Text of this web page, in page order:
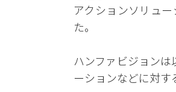
アクションソリュ
た。
ハンファビジョン
ーションなどに対す